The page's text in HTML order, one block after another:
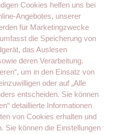
Inspiration von Müttern für
Cookies helfen uns bei
Angebotes, unserer
für Marketingzwecke
die Speicherung von
das Auslesen
deren Verarbeitung.
um in den Einsatz von
oder auf „Alle
entscheiden. Sie können
detaillierte Informationen
von Cookies erhalten und
Sie können die Einstellungen